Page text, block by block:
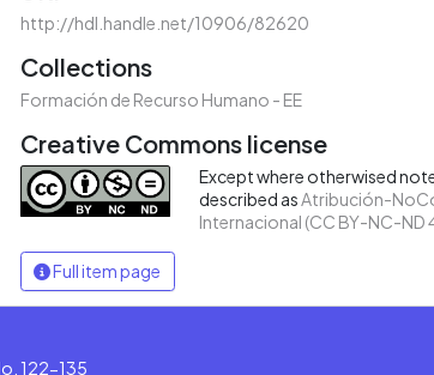
http://hdl.handle.net/10906/82620
Collections
Formación de Recurso Humano - EE
Creative Commons license
Except where otherwised
described as Atribución-
Internacional (CC BY-NC-ND
Full item page
122-135